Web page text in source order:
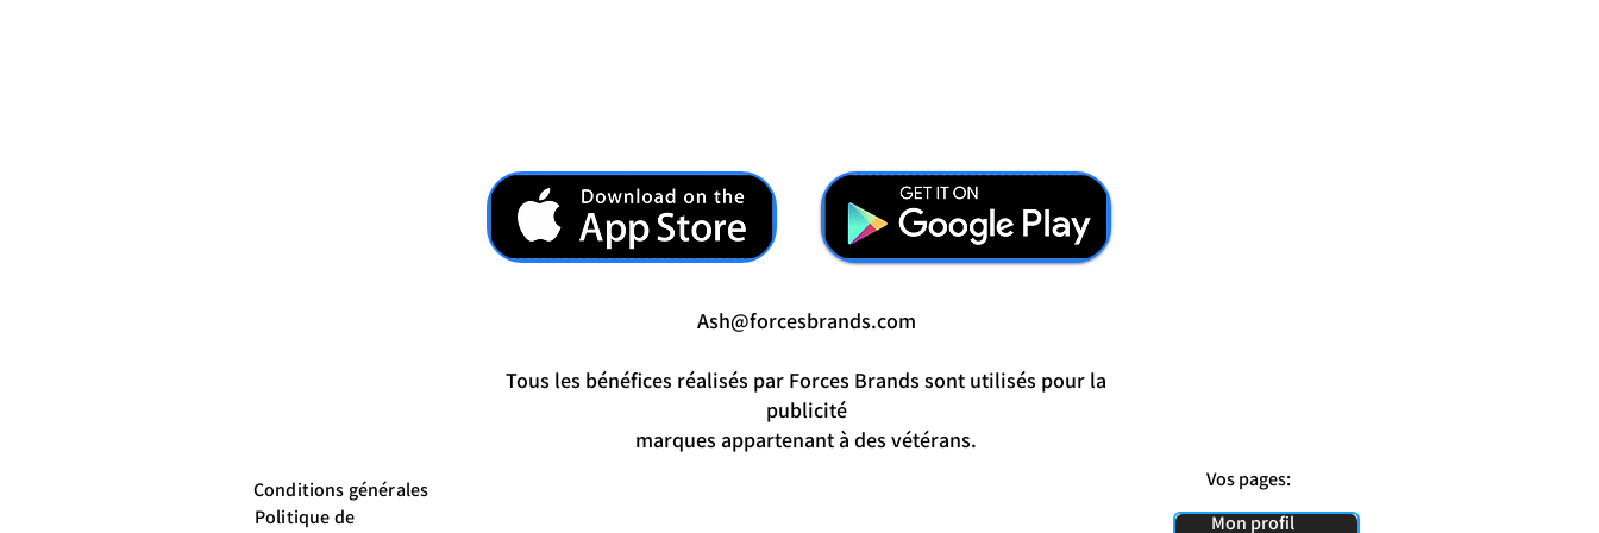
Ash@forcesbrands.com
Tous les bénéfices réalisés par Forces Brands sont utilisés pour la
publicité
marques appartenant à des vétérans.
Conditions générales
Politique de
Vos pages:
Mon profil